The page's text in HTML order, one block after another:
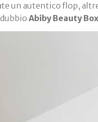
un autentico flop,
Abiby Beauty Box